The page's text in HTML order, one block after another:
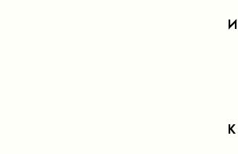
И
К